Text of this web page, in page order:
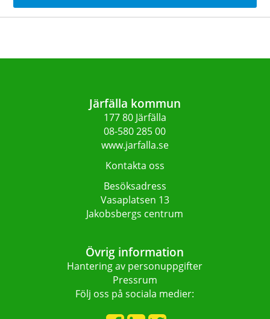
Järfälla kommun
177 80 Järfälla
08-580 285 00
www.jarfalla.se
Kontakta oss
Besöksadress
Vasaplatsen 13
Jakobsbergs centrum
Övrig information
Hantering av personuppgifter
Pressrum
Följ oss på sociala medier: